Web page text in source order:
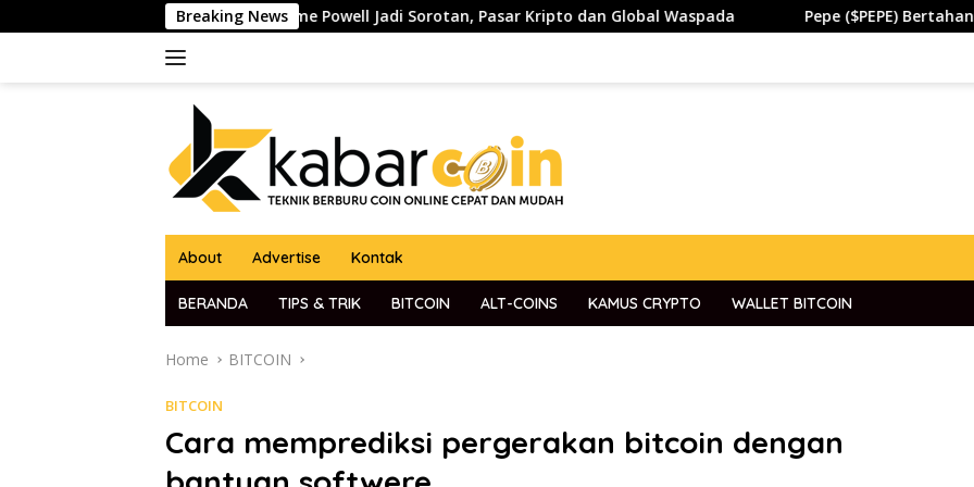
to
Breaking News
Ketua The Fed Jerome Powell Jadi Sorotan, Pasar Kripto dan Global Waspada Pepe ($PEPE) Bertahan di Zona
About Advertise Kontak
BERANDA TIPS & TRIK BITCOIN ALT-COINS KAMUS CRYPTO WALLET BITCOIN
Home BITCOIN
BITCOIN
Cara memprediksi pergerakan bitcoin dengan